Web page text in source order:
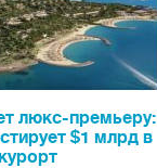
люкс-премьеру:
$1 млрд в